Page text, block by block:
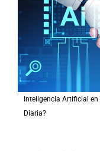
Inteligencia Artificial
Diaria?